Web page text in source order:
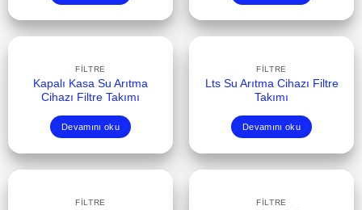
FILTRE
Kapalı Kasa Su Arıtma
Cihazı Filtre Takımı
Devamını oku
FILTRE
Lts Su Arıtma Cihazı Filtre
Takımı
Devamını oku
FILTRE FILTRE